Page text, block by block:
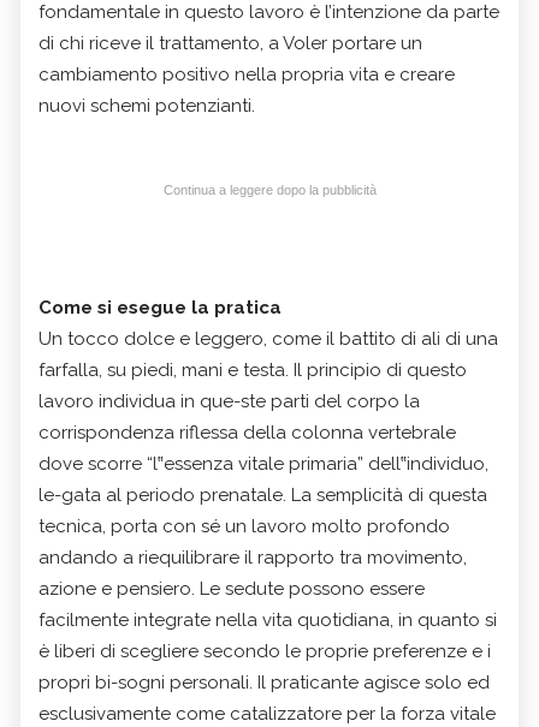
fondamentale in questo lavoro è l’intenzione da parte
di chi riceve il trattamento, a Voler portare un
cambiamento positivo nella propria vita e creare
nuovi schemi potenzianti.
Continua a leggere dopo la pubblicità
Come si esegue la pratica
Un tocco dolce e leggero, come il battito di ali di una
farfalla, su piedi, mani e testa. Il principio di questo
lavoro individua in que-ste parti del corpo la
corrispondenza riflessa della colonna vertebrale
dove scorre “l‟essenza vitale primaria” dell‟individuo,
le-gata al periodo prenatale. La semplicità di questa
tecnica, porta con sé un lavoro molto profondo
andando a riequilibrare il rapporto tra movimento,
azione e pensiero. Le sedute possono essere
facilmente integrate nella vita quotidiana, in quanto si
è liberi di scegliere secondo le proprie preferenze e i
propri bi-sogni personali. Il praticante agisce solo ed
esclusivamente come catalizzatore per la forza vitale